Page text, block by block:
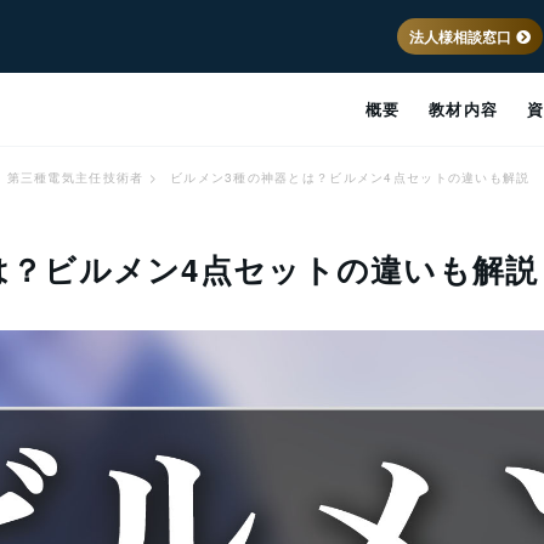
法人様相談窓口
概要 教材内容
第三種電気主任技術者 > ビルメン3種の神器とは？ビルメン4点セットの違いも解説
ビルメン4点セットの違いも解説